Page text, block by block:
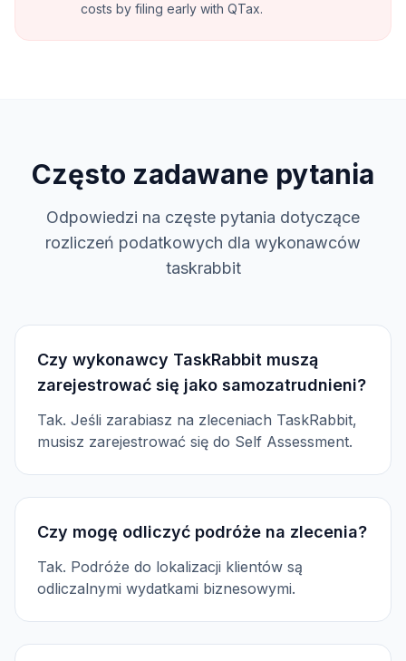
costs by filing early with QTax.
Często zadawane pytania
Odpowiedzi na częste pytania dotyczące
rozliczeń podatkowych dla wykonawców
taskrabbit
Czy wykonawcy TaskRabbit muszą
zarejestrować się jako samozatrudnieni?
Tak. Jeśli zarabiasz na zleceniach TaskRabbit,
musisz zarejestrować się do Self Assessment.
Czy mogę odliczyć podróże na zlecenia?
Tak. Podróże do lokalizacji klientów są
odliczalnymi wydatkami biznesowymi.